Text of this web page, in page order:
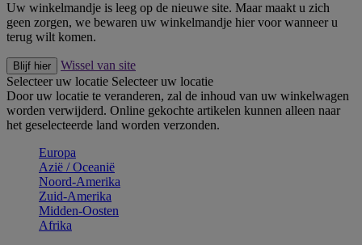
Uw winkelmandje is leeg op de nieuwe site. Maar maakt u zich
geen zorgen, we bewaren uw winkelmandje hier voor wanneer u
terug wilt komen.
Blijf hier
Wissel van site
Selecteer uw locatie Selecteer uw locatie
Door uw locatie te veranderen, zal de inhoud van uw winkelwagen
worden verwijderd. Online gekochte artikelen kunnen alleen naar
het geselecteerde land worden verzonden.
Europa
Aziё / Oceaniё
Noord-Amerika
Zuid-Amerika
Midden-Oosten
Afrika